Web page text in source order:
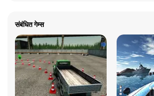
संबंधित गेम्स